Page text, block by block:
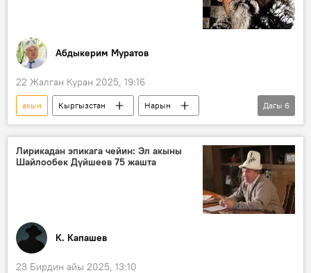
Абдыкерим Муратов
22 Жалган Куран 2025, 19:16
акын Кыргызстан
Нарын
Тоголок Молдо
кол жазмасы
адабият
Манас эпосу
молдо
ыр
Дагы 6
Лирикадан эпикага чейин: Эл акыны
Шайлообек Дүйшеев 75 жашта
К. Капашев
23 Бирдин айы 2025, 13:10